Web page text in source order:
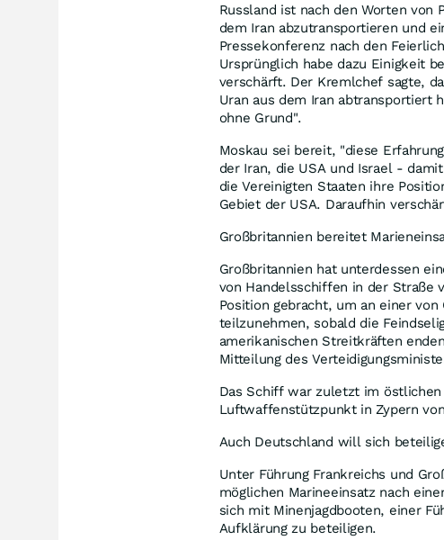
Russland ist nach den Worten von
dem Iran abzutransportieren und
Pressekonferenz nach den
Ursprünglich habe dazu Einigkeit
verschärft. Der Kremlchef sagte,
Uran aus dem Iran abtransportiert
ohne Grund".
Moskau sei bereit, "diese
der Iran, die USA und Israel -
die Vereinigten Staaten ihre
Gebiet der USA. Daraufhin
Großbritannien bereitet
Großbritannien hat unterdessen
von Handelsschiffen in der Straße
Position gebracht, um an einer
teilzunehmen, sobald die
amerikanischen Streitkräften
Mitteilung des
Das Schiff war zuletzt im
Luftwaffenstützpunkt in Zypern
Auch Deutschland will sich
Unter Führung Frankreichs und
möglichen Marineeinsatz nach
sich mit Minenjagdbooten, einer
Aufklärung zu beteiligen.